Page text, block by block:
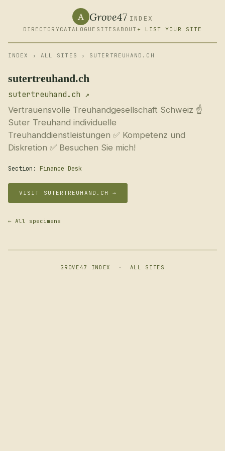
A Grove47 INDEX
DIRECTORY CATALOGUE SITESABOUT + LIST YOUR SITE
INDEX › ALL SITES › SUTERTREUHAND.CH
sutertreuhand.ch
sutertreuhand.ch ↗
Vertrauensvolle Treuhandgesellschaft Schweiz ☝
Suter Treuhand individuelle
Treuhanddienstleistungen ✅ Kompetenz und
Diskretion ✅ Besuchen Sie mich!
Section: Finance Desk
VISIT SUTERTREUHAND.CH →
← All specimens
GROVE47 INDEX · ALL SITES